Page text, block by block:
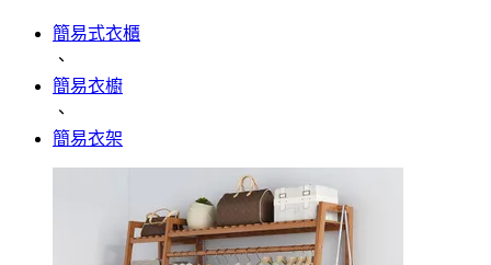
簡易式衣櫃
、
簡易衣櫥
、
簡易衣架